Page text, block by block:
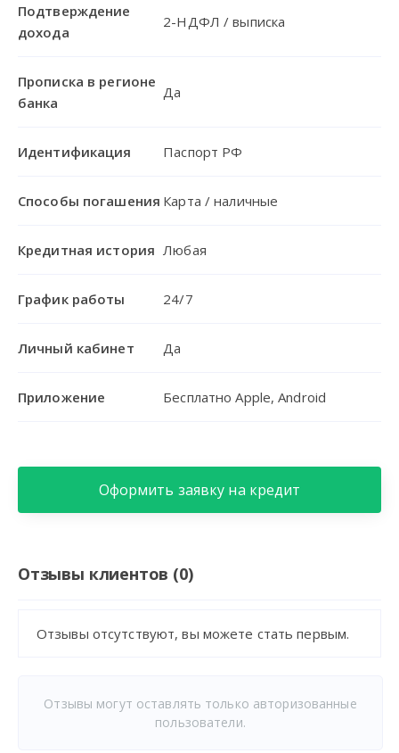
Подтверждение
дохода
2-НДФЛ / выписка
Прописка в регионе
банка
Да
Идентификация Паспорт РФ
Способы погашения Карта / наличные
Кредитная история Любая
График работы 24/7
Личный кабинет Да
Приложение Бесплатно Apple, Android
Оформить заявку на кредит
Отзывы клиентов (0)
Отзывы отсутствуют, вы можете стать первым.
Отзывы могут оставлять только авторизованные
пользователи.